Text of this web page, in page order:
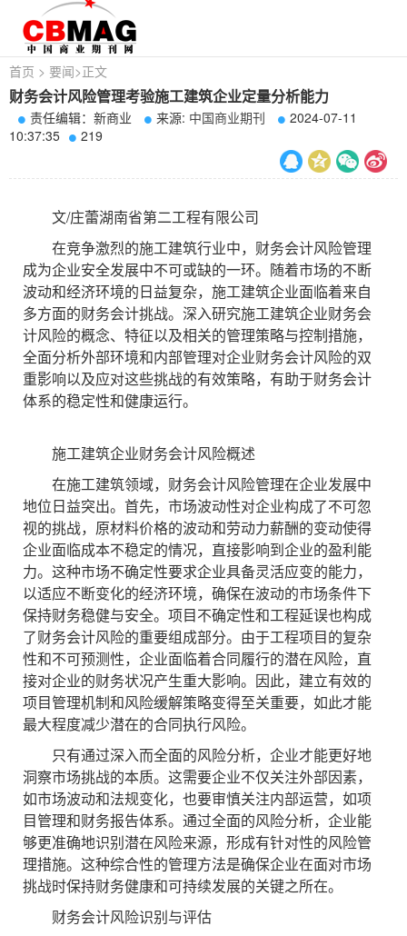
首页 > 要闻>正文
财务会计风险管理考验施工建筑企业定量分析能力
责任编辑：新商业 来源: 中国商业期刊
2024-07-11
10:37:35
219
文/庄蕾湖南省第二工程有限公司
在竞争激烈的施工建筑行业中，财务会计风险管理
成为企业安全发展中不可或缺的一环。随着市场的不断
波动和经济环境的日益复杂，施工建筑企业面临着来自
多方面的财务会计挑战。深入研究施工建筑企业财务会
计风险的概念、特征以及相关的管理策略与控制措施，
全面分析外部环境和内部管理对企业财务会计风险的双
重影响以及应对这些挑战的有效策略，有助于财务会计
体系的稳定性和健康运行。
施工建筑企业财务会计风险概述
在施工建筑领域，财务会计风险管理在企业发展中
地位日益突出。首先，市场波动性对企业构成了不可忽
视的挑战，原材料价格的波动和劳动力薪酬的变动使得
企业面临成本不稳定的情况，直接影响到企业的盈利能
力。这种市场不确定性要求企业具备灵活应变的能力，
以适应不断变化的经济环境，确保在波动的市场条件下
保持财务稳健与安全。项目不确定性和工程延误也构成
了财务会计风险的重要组成部分。由于工程项目的复杂
性和不可预测性，企业面临着合同履行的潜在风险，直
接对企业的财务状况产生重大影响。因此，建立有效的
项目管理机制和风险缓解策略变得至关重要，如此才能
最大程度减少潜在的合同执行风险。
只有通过深入而全面的风险分析，企业才能更好地
洞察市场挑战的本质。这需要企业不仅关注外部因素，
如市场波动和法规变化，也要审慎关注内部运营，如项
目管理和财务报告体系。通过全面的风险分析，企业能
够更准确地识别潜在风险来源，形成有针对性的风险管
理措施。这种综合性的管理方法是确保企业在面对市场
挑战时保持财务健康和可持续发展的关键之所在。
财务会计风险识别与评估